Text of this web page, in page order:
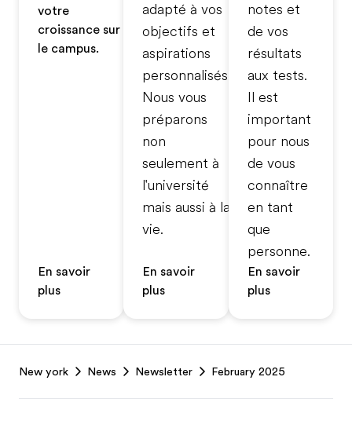
votre
croissance sur
le campus.
En savoir
plus
adapté à vos
objectifs et
aspirations
personnalisés.
Nous vous
préparons
non
seulement à
l'université
mais aussi à la
vie.
En savoir
plus
notes et
de vos
résultats
aux tests.
Il est
important
pour nous
de vous
connaître
en tant
que
personne.
En savoir
plus
New york News Newsletter February 2025